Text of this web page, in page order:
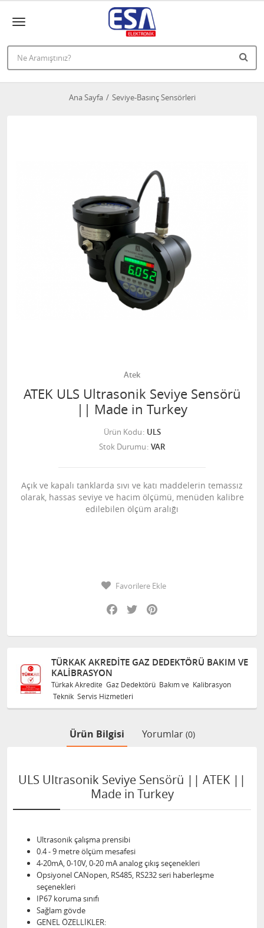
Ana Sayfa Seviye-Basınç Sensörleri
Atek
ATEK ULS Ultrasonik Seviye Sensörü
|| Made in Turkey
Ürün Kodu ULS
Stok Durumu VAR
Açık ve kapalı tanklarda sıvı ve katı maddelerin temassız
olarak, hassas seviye ve hacim ölçümü, menüden kalibre
edilebilen ölçüm aralığı
Favorilere Ekle
Facebook
Twitter
DEDEKTÖRÜ BAKIM VE
Bakım ve Kalibrasyon
TÜRKAK AKREDITE GAZ
Türkak Akredite Gaz
Ürün Bilgisi Yorumlar (0)
ULS Ultrasonik Seviye Sensörü || ATEK ||
Made in Turkey
Ultrasonik çalışma prensibi
0.4 - 9 metre ölçüm mesafesi
4-20mA, 0-10V, 0-20 mA analog çıkış seçenekleri
Opsiyonel CANopen, RS485, RS232 seri haberleşme
seçenekleri
IP67 koruma sınıfı
Sağlam gövde
GENEL ÖZELLİKLER: